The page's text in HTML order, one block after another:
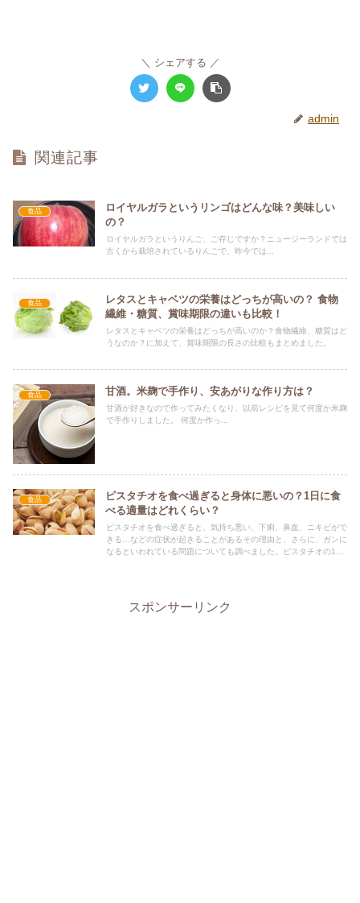
シェアする
admin
関連記事
食品
ロイヤルガラというリンゴはどんな味？美味しい
の？
ロイヤルガラというりんご、ご存じですか？ニュージーランドでは
古くから栽培されているりんごで、昨今では...
食品
レタスとキャベツの栄養はどっちが高いの？ 食物
繊維・糖質、賞味期限の違いも比較！
レタスとキャベツの栄養はどっちが高いのか？食物繊維、糖質はど
うなのか？に加えて、賞味期限の長さの比較もまとめました。
食品 甘酒。米麹で手作り、安あがりな作り方は？
甘酒が好きなので作ってみたくなり、以前レシピを見て何度か米麹
で手作りしました。 何度か作っ...
食品
ピスタチオを食べ過ぎると身体に悪いの？1日に食
べる適量はどれくらい？
ピスタチオを食べ過ぎると、気持ち悪い、下痢、鼻血、ニキビがで
きる…などの症状が起きることがあるその理由と、さらに、ガンに
なるといわれている問題についても調べました。ピスタチオの1日
スポンサーリンク